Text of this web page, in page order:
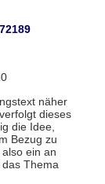
näher
dieses
die Idee,
Bezug zu
ein an
Thema